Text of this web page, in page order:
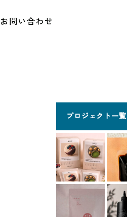
お問い合わせ
プロジェクト一覧